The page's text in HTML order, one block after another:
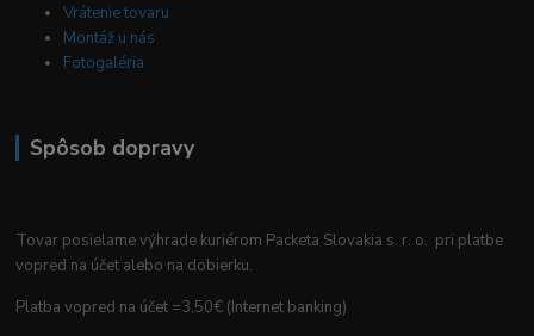
Vrátenie tovaru
Montáž u nás
Fotogaléria
Spôsob dopravy
Tovar posielame výhrade kuriérom Packeta Slovakia s. r. o. pri platbe
vopred na účet alebo na dobierku.
Platba vopred na účet =3,50€ (Internet banking)